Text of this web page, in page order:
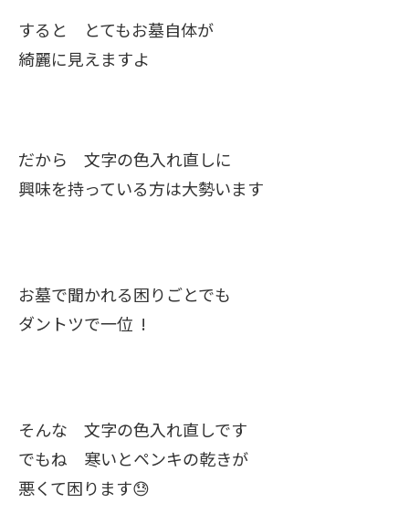
すると とてもお墓自体が
綺麗に見えますよ
だから 文字の色入れ直しに
興味を持っている方は大勢います
お墓で聞かれる困りごとでも
ダントツで一位 !
そんな 文字の色入れ直しです
でもね 寒いとペンキの乾きが
悪くて困ります😓